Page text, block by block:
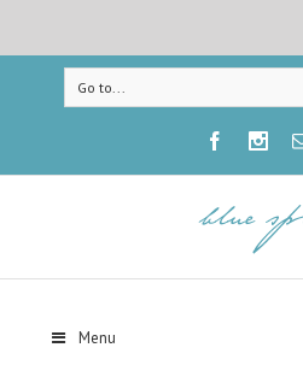
Go to...
Menu